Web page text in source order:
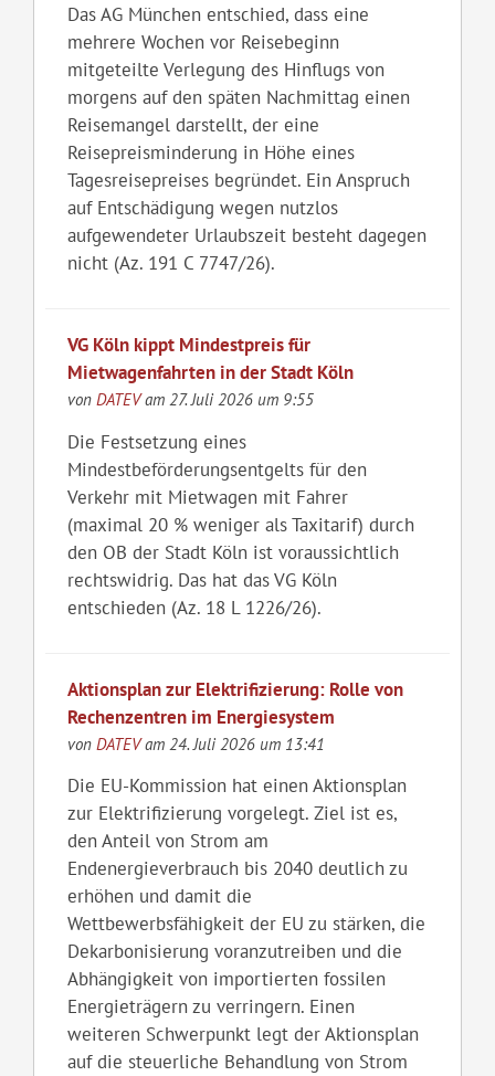
Das AG München entschied, dass eine
mehrere Wochen vor Reisebeginn
mitgeteilte Verlegung des Hinflugs von
morgens auf den späten Nachmittag einen
Reisemangel darstellt, der eine
Reisepreisminderung in Höhe eines
Tagesreisepreises begründet. Ein Anspruch
auf Entschädigung wegen nutzlos
aufgewendeter Urlaubszeit besteht dagegen
nicht (Az. 191 C 7747/26).
VG Köln kippt Mindestpreis für
Mietwagenfahrten in der Stadt Köln
von DATEVam 27. Juli 2026 um 9:55
Die Festsetzung eines
Mindestbeförderungsentgelts für den
Verkehr mit Mietwagen mit Fahrer
(maximal 20 % weniger als Taxitarif) durch
den OB der Stadt Köln ist voraussichtlich
rechtswidrig. Das hat das VG Köln
entschieden (Az. 18 L 1226/26).
Aktionsplan zur Elektrifizierung: Rolle von
Rechenzentren im Energiesystem
von DATEVam 24. Juli 2026 um 13:41
Die EU-Kommission hat einen Aktionsplan
zur Elektrifizierung vorgelegt. Ziel ist es,
den Anteil von Strom am
Endenergieverbrauch bis 2040 deutlich zu
erhöhen und damit die
Wettbewerbsfähigkeit der EU zu stärken, die
Dekarbonisierung voranzutreiben und die
Abhängigkeit von importierten fossilen
Energieträgern zu verringern. Einen
weiteren Schwerpunkt legt der Aktionsplan
auf die steuerliche Behandlung von Strom